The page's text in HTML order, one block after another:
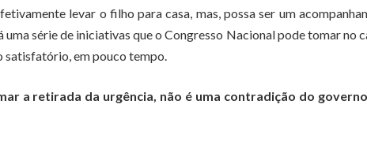
levar o filho para casa, mas, possa ser um
série de iniciativas que o Congresso Nacional pode tomar no
satisfatório, em pouco tempo.
a retirada da urgência, não é uma contradição do